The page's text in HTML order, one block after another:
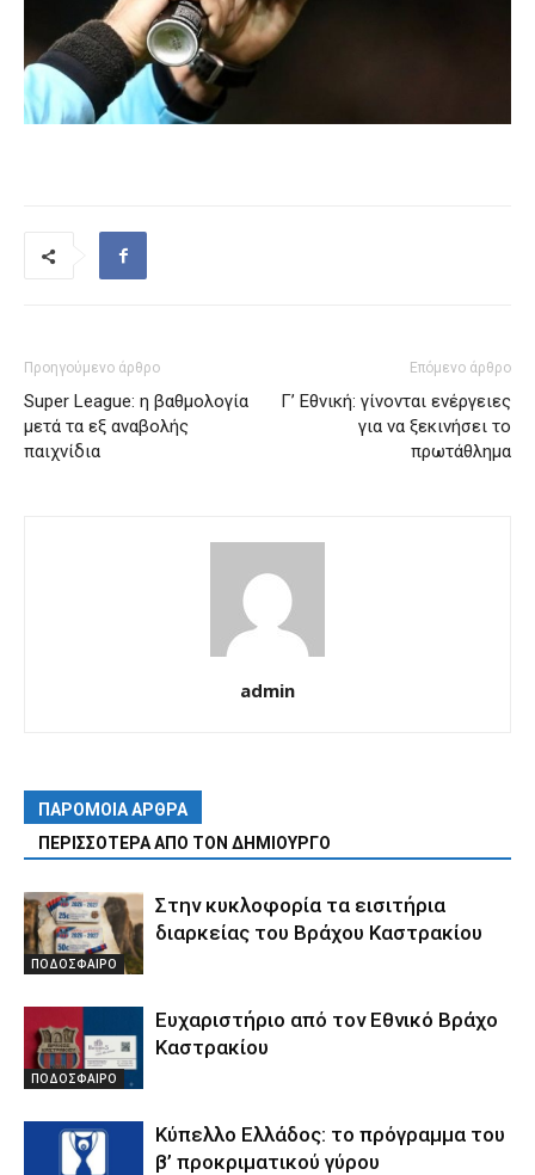
Προηγούμενο άρθρο
Super League: η βαθμολογία
μετά τα εξ αναβολής
παιχνίδια
Επόμενο άρθρο
Γ’ Εθνική: γίνονται ενέργειες
για να ξεκινήσει το
πρωτάθλημα
admin
ΠΑΡΟΜΟΙΑ ΑΡΘΡΑ
ΠΕΡΙΣΣΟΤΕΡΑ ΑΠΟ ΤΟΝ ΔΗΜΙΟΥΡΓΟ
ΠΟΔΟΣΦΑΙΡΟ
Στην κυκλοφορία τα εισιτήρια
διαρκείας του Βράχου Καστρακίου
ΠΟΔΟΣΦΑΙΡΟ
Ευχαριστήριο από τον Εθνικό Βράχο
Καστρακίου
Κύπελλο Ελλάδος: το πρόγραμμα του
β’ προκριματικού γύρου